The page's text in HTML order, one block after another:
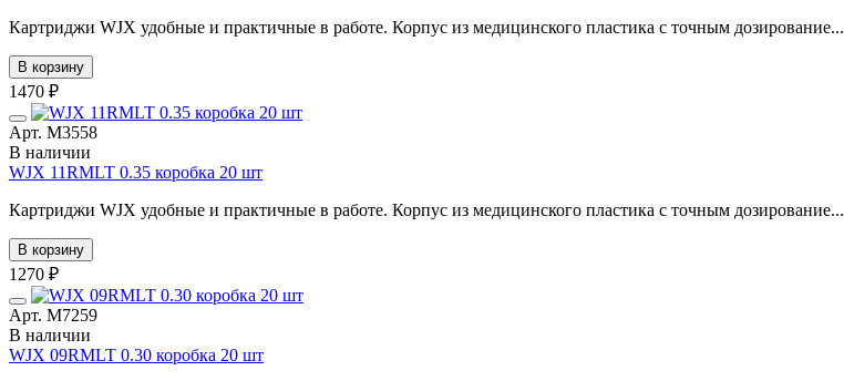
Картриджи WJX удобные и практичные в работе. Корпус из медицинского пластика с точным дозирование...
В корзину
1470 ₽
Арт. М3558
В наличии
WJX 11RMLT 0.35 коробка 20 шт
Картриджи WJX удобные и практичные в работе. Корпус из медицинского пластика с точным дозирование...
В корзину
1270 ₽
Арт. М7259
В наличии
WJX 09RMLT 0.30 коробка 20 шт